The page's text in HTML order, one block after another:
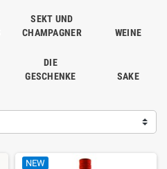
SEKT UND
CHAMPAGNER
WEINE
DIE
GESCHENKE
SAKE
NEW